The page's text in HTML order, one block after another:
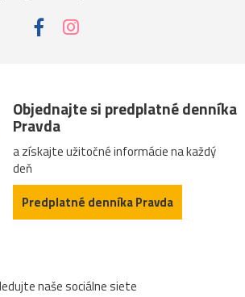
Objednajte si predplatné denníka
Pravda
a získajte užitočné informácie na každý
deň
Predplatné denníka Pravda
naše sociálne siete